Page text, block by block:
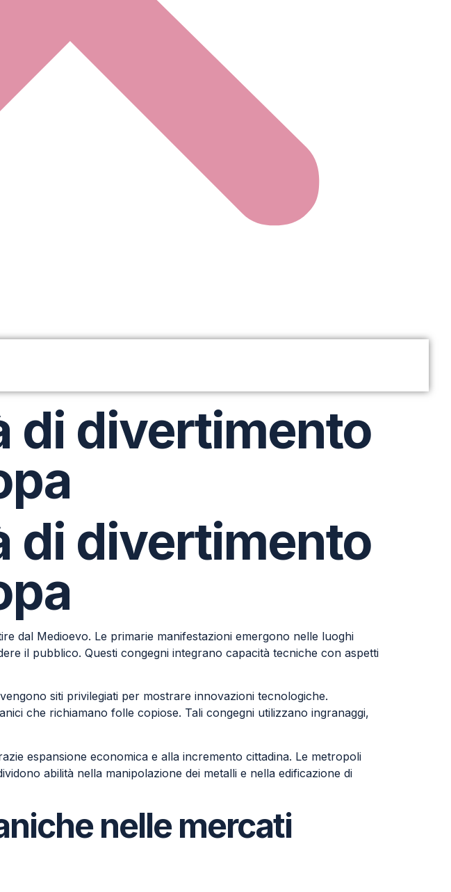
di divertimento
di divertimento
dal Medioevo. Le primarie manifestazioni emergono nelle luoghi
il pubblico. Questi congegni integrano capacità tecniche con aspetti
siti privilegiati per mostrare innovazioni tecnologiche.
che richiamano folle copiose. Tali congegni utilizzano ingranaggi,
espansione economica e alla incremento cittadina. Le metropoli
abilità nella manipolazione dei metalli e nella edificazione di
nelle mercati